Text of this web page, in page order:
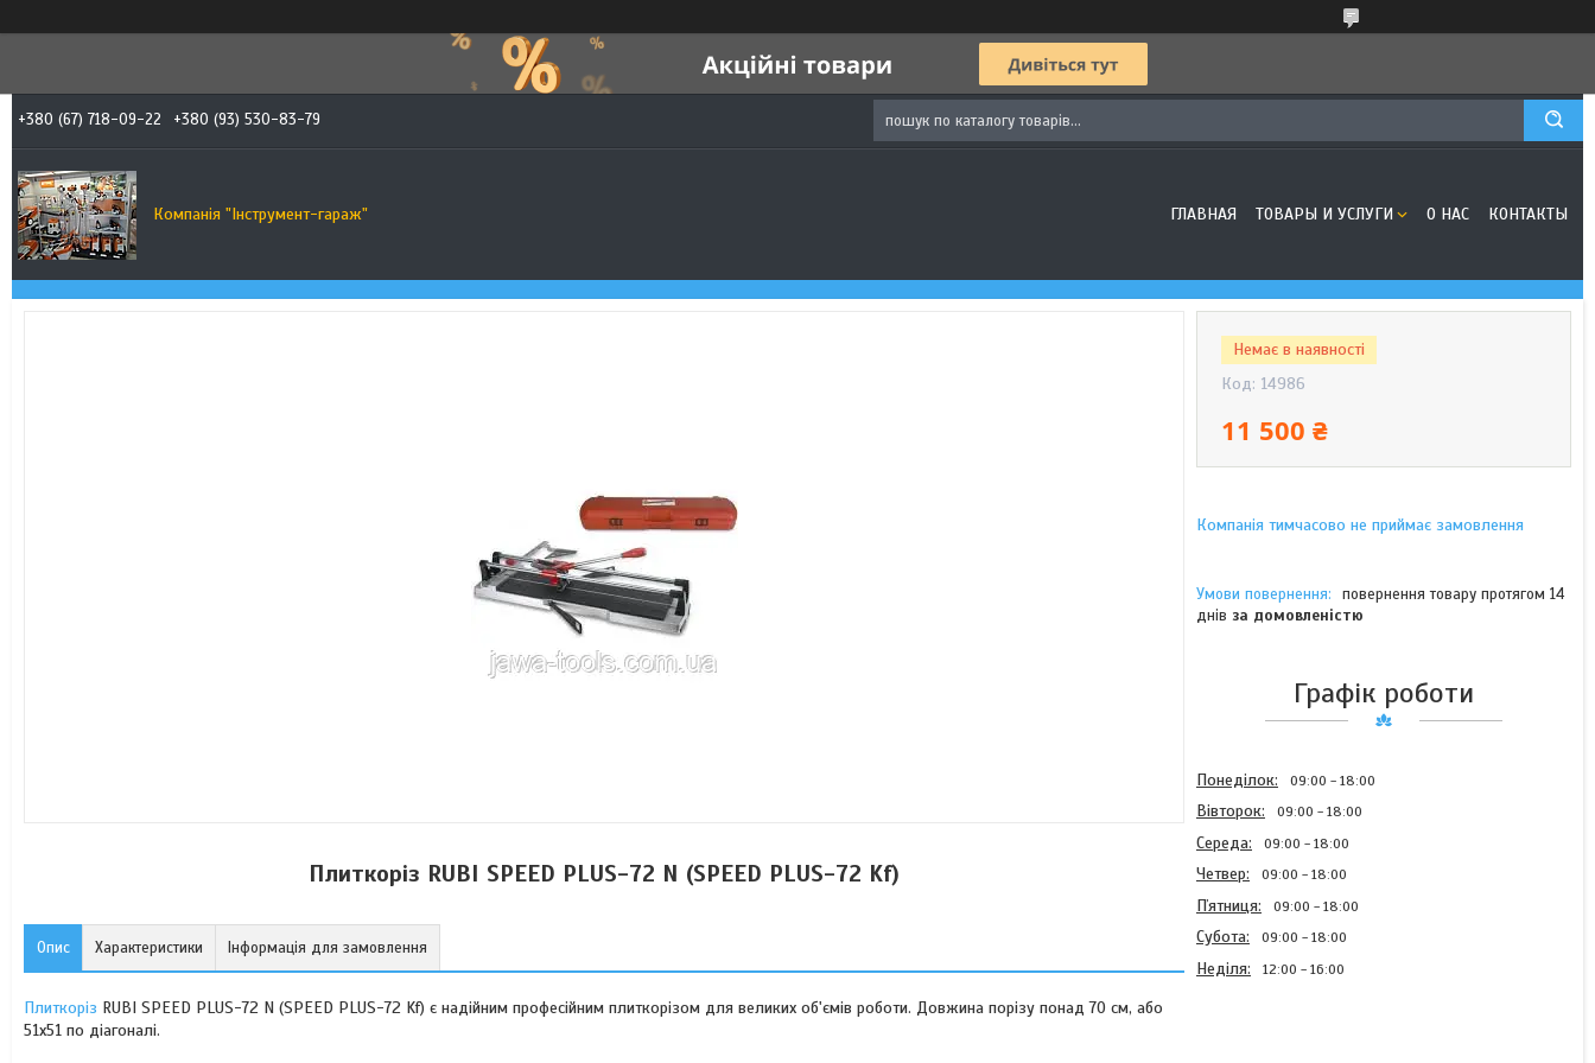
+380 (67) 718-09-22 +380 (93) 530-83-79
Компанія "Інструмент-гараж" ГЛАВНАЯ ТОВАРЫ И УСЛУГИ О НАС КОНТАКТЫ
Плиткоріз RUBI SPEED PLUS-72 N (SPEED PLUS-72 Kf)
Опис Характеристики Інформація для замовлення
Плиткоріз RUBI SPEED PLUS-72 N (SPEED PLUS-72 Kf) є надійним професійним плиткорізом для великих об'ємів роботи. Довжина порізу понад 70 см, або
51х51 по діагоналі.
Немає в наявності
Код: 14986
11 500 ₴
Компанія тимчасово не приймає замовлення
повернення товару протягом 14
днів за домовленістю
Графік роботи
Понеділок 09:00 18:00
Вівторок 09:00 18:00
Середа 09:00 18:00
Четвер 09:00 18:00
Пʼятниця 09:00 18:00
Субота 09:00 18:00
Неділя 12:00 16:00